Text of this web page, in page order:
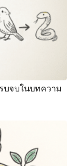
บจบในบทความ